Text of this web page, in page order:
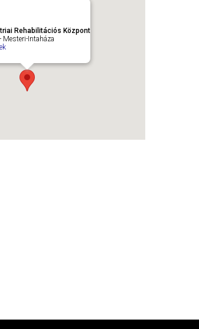
Rehabilitációs Központ
Mesteri-Intaháza